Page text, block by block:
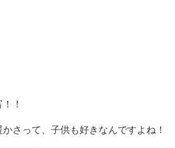
！
さって、子供も好きなんですよね！